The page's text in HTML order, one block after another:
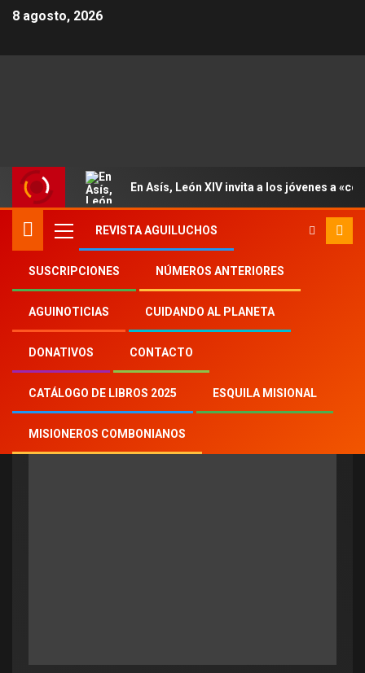
8 agosto, 2026
En Asís, León XIV invita a los jóvenes a
REVISTA AGUILUCHOS
SUSCRIPCIONES NÚMEROS ANTERIORES
AGUINOTICIAS CUIDANDO AL PLANETA
DONATIVOS CONTACTO
CATÁLOGO DE LIBROS 2025 ESQUILA MISIONAL
MISIONEROS COMBONIANOS
Inicio Aguinoticias niños catolicos
niños catolicos